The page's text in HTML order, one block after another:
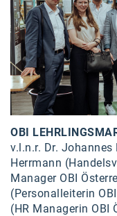
Arthur D. Little
Bake the Shape
BBDO Wien
bellaflora
Be.See.
BISON
Brandl Talos
Braun
OBI
v.l.n.r. Dr.
Herrmann
Manager OBI
(Personalleiterin
(HR Managerin OBI